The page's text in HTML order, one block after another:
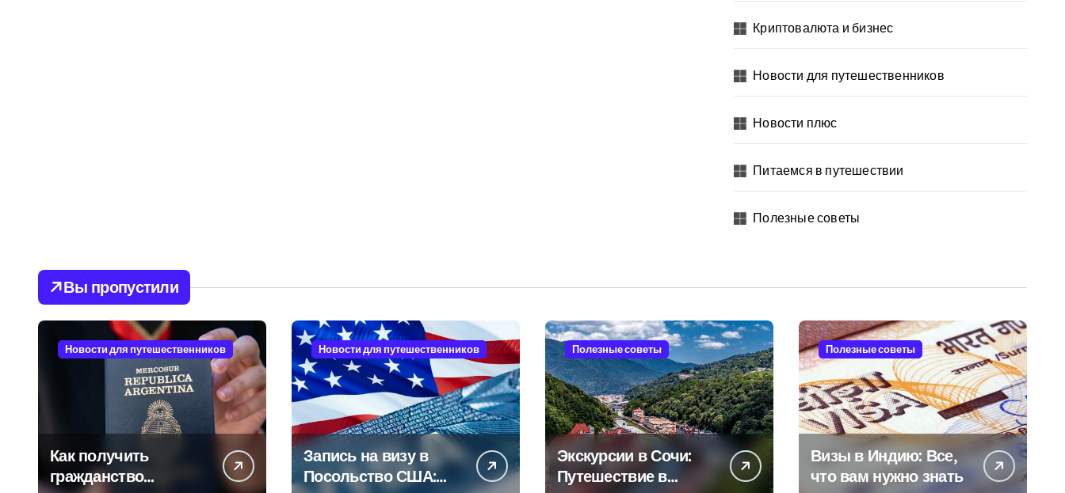
Криптовалюта и бизнес
Новости для путешественников
Новости плюс
Питаемся в путешествии
Полезные советы
Вы пропустили
Новости для путешественников
Как получить
гражданство
Новости для путешественников
Запись на визу в
Посольство США:
Полезные советы
Экскурсии в Сочи:
Путешествие в
Полезные советы
Визы в Индию: Все,
что вам нужно знать